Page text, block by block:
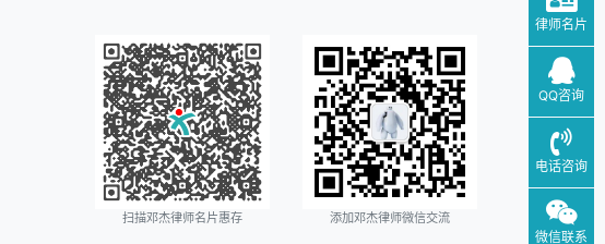
扫描邓杰律师名片惠存 添加邓杰律师微信交流
律师名片
QQ咨询
电话咨询
微信联系